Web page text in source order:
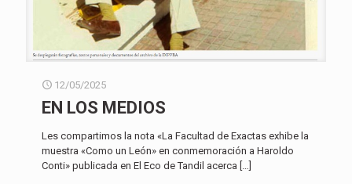
12/05/2025
EN LOS MEDIOS
Les compartimos la nota «La Facultad de Exactas exhibe la
muestra «Como un León» en conmemoración a Haroldo
Conti» publicada en El Eco de Tandil acerca […]